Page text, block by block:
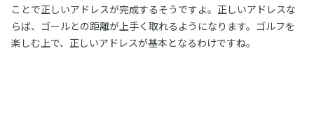
ことで正しいアドレスが完成するそうですよ。正しいアドレスな
らば、ゴールとの距離が上手く取れるようになります。ゴルフを
楽しむ上で、正しいアドレスが基本となるわけですね。